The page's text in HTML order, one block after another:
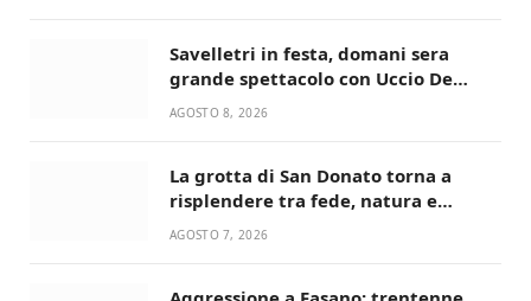
Savelletri in festa, domani sera
grande spettacolo con Uccio De
Santis
AGOSTO 8, 2026
La grotta di San Donato torna a
risplendere tra fede, natura e
devozione
AGOSTO 7, 2026